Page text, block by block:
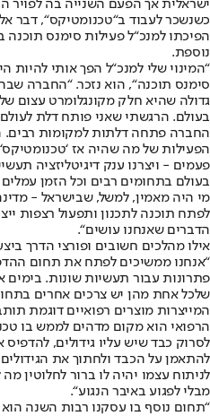
ישראלית אך הפעם השנייה בה לפויר
כשנשכר לעבוד ב“טכנומטיקס“, דבר
הפיכתו למנכ“ל פעילות סימנס
נוספת.
“המינוי שלי למנכ“ל הפך אותי
סימנס תוכנה“, הוא נזכר. “החברה
גדולה שהיא חלק מקונגלומרט עצום
בעולם. הרגשתי שאני פותח דלת
החברה פתחה דלתות למקומות רבים.
הפעילות של מה שהיה אז
בעולם בתחומים רבים וכל הזמן
מי היה מאמין, למשל, שבישראל -
לפתח תוכנה לתכנון ותפעול רצפות
הדברים שאנחנו עושים“.
אילו מהלכים חשובים ופורצי הדרך
“אנחנו ממשיכים לפתח את תחום
פתרונות עבור תעשיות שונות. בימים
שלכל אחת מהן יש צרכים אחרים
המייצרות מוצרים רפואיים דוגמת
הרפואי הוא מקום מדהים לממש בו
לסרוק כבד שיש עליו גידולים,
להתאמן על הכבד ולחתוך את
לניתוח עצמו יהיה לו ברור לחלוטין
מבלי לפגוע באיבר הנגוע“.
“תחום נוסף בו עסקנו רבות השנה